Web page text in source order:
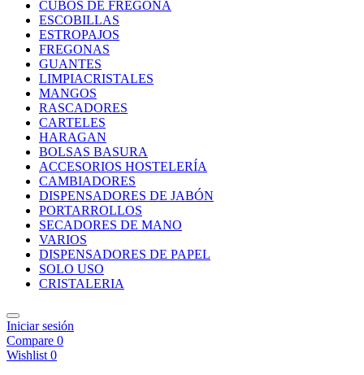
CUBOS DE FREGONA
ESCOBILLAS
ESTROPAJOS
FREGONAS
GUANTES
LIMPIACRISTALES
MANGOS
RASCADORES
CARTELES
HARAGAN
BOLSAS BASURA
ACCESORIOS HOSTELERÍA
CAMBIADORES
DISPENSADORES DE JABÓN
PORTARROLLOS
SECADORES DE MANO
VARIOS
DISPENSADORES DE PAPEL
SOLO USO
CRISTALERIA
Iniciar sesión
Compare 0
Wishlist 0